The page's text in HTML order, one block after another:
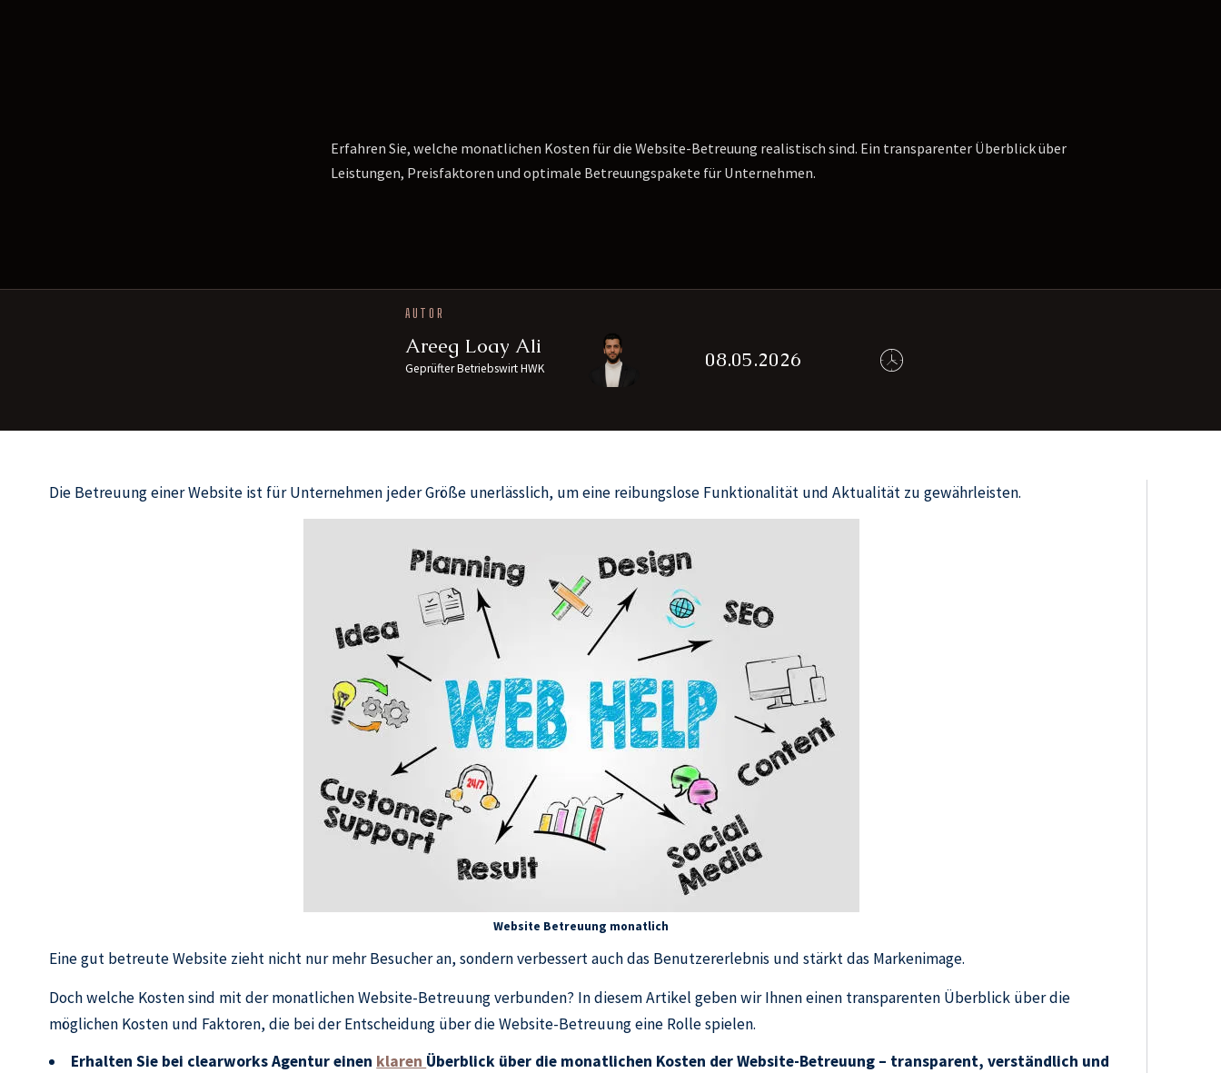
Erfahren Sie, welche monatlichen Kosten für die Website-Betreuung realistisch sind. Ein transparenter Überblick über
Leistungen, Preisfaktoren und optimale Betreuungspakete für Unternehmen.
AUTOR
Areeg Loay Ali
Geprüfter Betriebswirt HWK 08.05.2026
Die Betreuung einer Website ist für Unternehmen jeder Größe unerlässlich, um eine reibungslose Funktionalität und Aktualität zu gewährleisten.
Website Betreuung monatlich
Eine gut betreute Website zieht nicht nur mehr Besucher an, sondern verbessert auch das Benutzererlebnis und stärkt das Markenimage.
Doch welche Kosten sind mit der monatlichen Website-Betreuung verbunden? In diesem Artikel geben wir Ihnen einen transparenten Überblick über die
möglichen Kosten und Faktoren, die bei der Entscheidung über die Website-Betreuung eine Rolle spielen.
Erhalten Sie bei clearworks Agentur einen klaren Überblick über die monatlichen Kosten der Website-Betreuung – transparent, verständlich und